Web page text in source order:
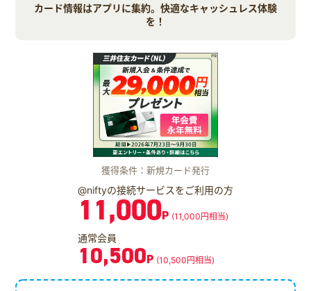
カード情報はアプリに集約。快適なキャッシュレス体験
を！
獲得条件：新規カード発行
@niftyの接続サービスをご利用の方
11,000P (11,000円相当)
通常会員
10,500P (10,500円相当)